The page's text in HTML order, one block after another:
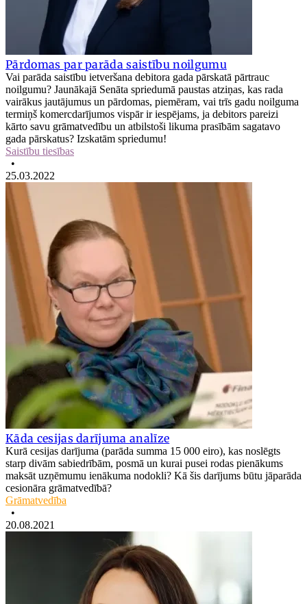
Pārdomas par parāda saistību noilgumu
Vai parāda saistību ietveršana debitora gada pārskatā pārtrauc
noilgumu? Jaunākajā Senāta spriedumā paustas atziņas, kas rada
vairākus jautājumus un pārdomas, piemēram, vai trīs gadu noilguma
termiņš komercdarījumos vispār ir iespējams, ja debitors pareizi
kārto savu grāmatvedību un atbilstoši likuma prasībām sagatavo
gada pārskatus? Izskatām spriedumu!
Saistību tiesības
•
25.03.2022
Kāda cesijas darījuma analīze
Kurā cesijas darījuma (parāda summa 15 000 eiro), kas noslēgts
starp divām sabiedrībām, posmā un kurai pusei rodas pienākums
maksāt uzņēmumu ienākuma nodokli? Kā šis darījums būtu jāparāda
cesionāra grāmatvedībā?
Grāmatvedība
•
20.08.2021